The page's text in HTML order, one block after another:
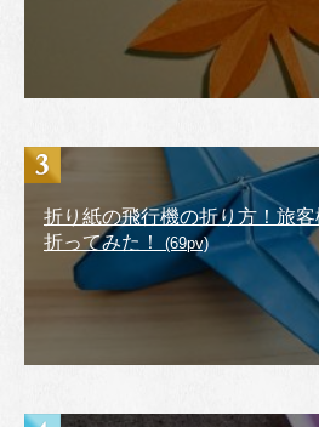
折り紙の飛行機の折り方！旅
折ってみた！
(69pv)